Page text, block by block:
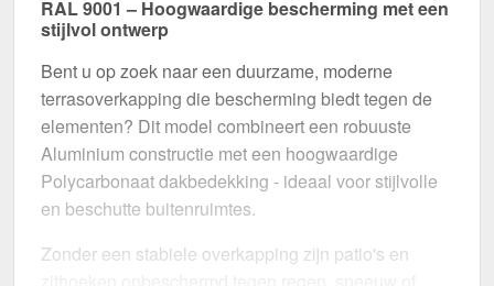
RAL 9001 – Hoogwaardige bescherming met een
stijlvol ontwerp
Bent u op zoek naar een duurzame, moderne
terrasoverkapping die bescherming biedt tegen de
elementen? Dit model combineert een robuuste
Aluminium constructie met een hoogwaardige
Polycarbonaat dakbedekking - ideaal voor stijlvolle
en beschutte buitenruimtes.
Zonder een stabiele overkapping zijn patio's en